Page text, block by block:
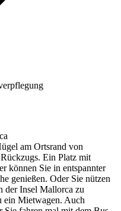
am Ortsrand von
Ein Platz mit
können Sie in entspannter
genießen. Oder Sie nützen
der Insel Mallorca zu
ein Mietwagen. Auch